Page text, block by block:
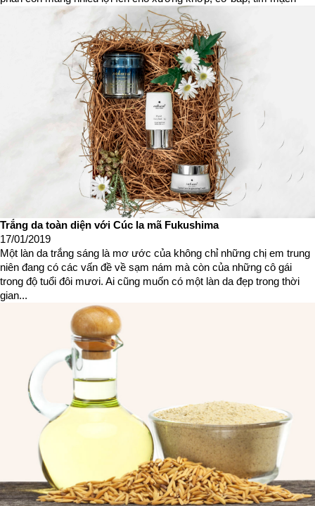
Trắng da toàn diện với Cúc la mã Fukushima
17/01/2019
Một làn da trắng sáng là mơ ước của không chỉ những chị em trung
niên đang có các vấn đề về sạm nám mà còn của những cô gái
trong độ tuổi đôi mươi. Ai cũng muốn có một làn da đẹp trong thời
gian...